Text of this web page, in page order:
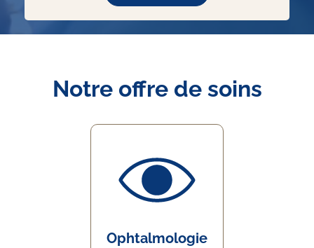
Notre offre de soins
Ophtalmologie